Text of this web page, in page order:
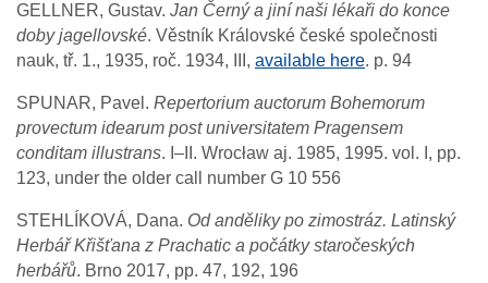
GELLNER, Gustav. Jan Černý a jiní naši lékaři do konce
doby jagellovské. Věstník Královské české společnosti
nauk, tř. 1., 1935, roč. 1934, III, available here. p. 94
SPUNAR, Pavel. Repertorium auctorum Bohemorum
provectum idearum post universitatem Pragensem
conditam illustrans. I–II. Wrocław aj. 1985, 1995. vol. I, pp.
123, under the older call number G 10 556
STEHLÍKOVÁ, Dana. Od anděliky po zimostráz. Latinský
Herbář Křišťana z Prachatic a počátky staročeských
herbářů. Brno 2017, pp. 47, 192, 196